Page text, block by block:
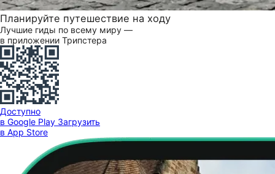
Планируйте путешествие на ходу
Лучшие гиды по всему миру —
в приложении Трипстера
Доступно
в Google Play Загрузить
в App Store